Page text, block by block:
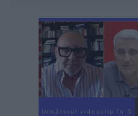
Următorul videoclip în 3